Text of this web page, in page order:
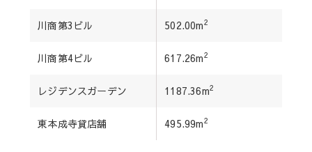
川商第3ビル 502.00m2
川商第4ビル 617.26m2
レジデンスガーデン 1187.36m2
東本成寺貸店舗 495.99m2